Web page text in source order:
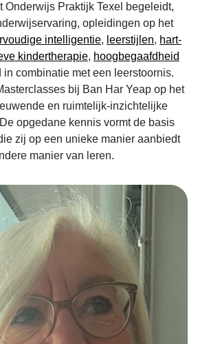
Onderwijs Praktijk Texel begeleidt,
opleidingen op het
intelligentie, leerstijlen, hart-
kindertherapie, hoogbegaafdheid
combinatie met een leerstoornis.
bij Ban Har Yeap op het
en ruimtelijk-inzichtelijke
opgedane kennis vormt de basis
zij op een unieke manier aanbiedt
manier van leren.